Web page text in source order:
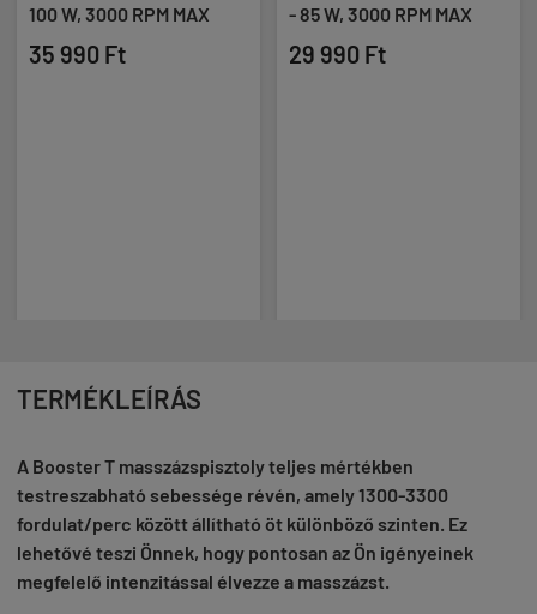
100 W, 3000 RPM MAX
35 990 Ft
- 85 W, 3000 RPM MAX
29 990 Ft
TERMÉKLEÍRÁS
A Booster T masszázspisztoly teljes mértékben
testreszabható sebessége révén, amely 1300-3300
fordulat/perc között állítható öt különböző szinten. Ez
lehetővé teszi Önnek, hogy pontosan az Ön igényeinek
megfelelő intenzitással élvezze a masszázst.